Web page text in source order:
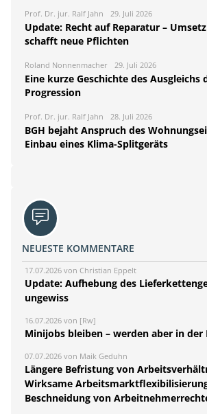
Prof. Dr. jur. Ralf Jahn 29. Juli 2026
Update: Recht auf Reparatur –
schafft neue Pflichten
Roland Nonnenmacher 29. Juli 2026
Eine kurze Geschichte des Ausgleichs
Progression
Prof. Dr. jur. Ralf Jahn 28. Juli 2026
BGH bejaht Anspruch des
Einbau eines Klima-Splitgeräts
NEUESTE KOMMENTARE
17.07.2026 von Christian Eppelt
Update: Aufhebung des
ungewiss
16.07.2026 von [Rw]
Minijobs bleiben – werden aber in der
07.07.2026 von Maik Geduhn
Längere Befristung von
Wirksame
Beschneidung von